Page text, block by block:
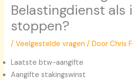
Belastingdienst als
stoppen?
/Veelgestelde vragen / DoorChris
Laatste btw-aangifte
Aangifte stakingswinst